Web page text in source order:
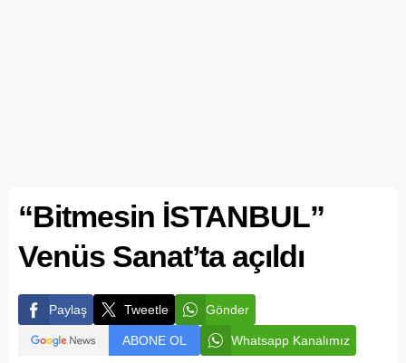
“Bitmesin İSTANBUL”
Venüs Sanat’ta açıldı
Paylaş Tweetle Gönder
ABONE OL Whatsapp Kanalımız